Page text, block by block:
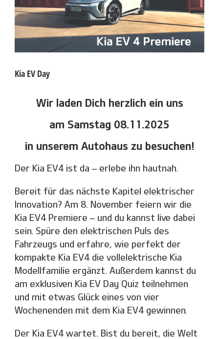
Kia EV Day
Wir laden Dich herzlich ein uns
am Samstag 08.11.2025
in unserem Autohaus zu besuchen!
Der Kia EV4 ist da – erlebe ihn hautnah.
Bereit für das nächste Kapitel elektrischer
Innovation? Am 8. November feiern wir die
Kia EV4 Premiere – und du kannst live dabei
sein. Spüre den elektrischen Puls des
Fahrzeugs und erfahre, wie perfekt der
kompakte Kia EV4 die vollelektrische Kia
Modellfamilie ergänzt. Außerdem kannst du
am exklusiven Kia EV Day Quiz teilnehmen
und mit etwas Glück eines von vier
Wochenenden mit dem Kia EV4 gewinnen.
Der Kia EV4 wartet. Bist du bereit, die Welt